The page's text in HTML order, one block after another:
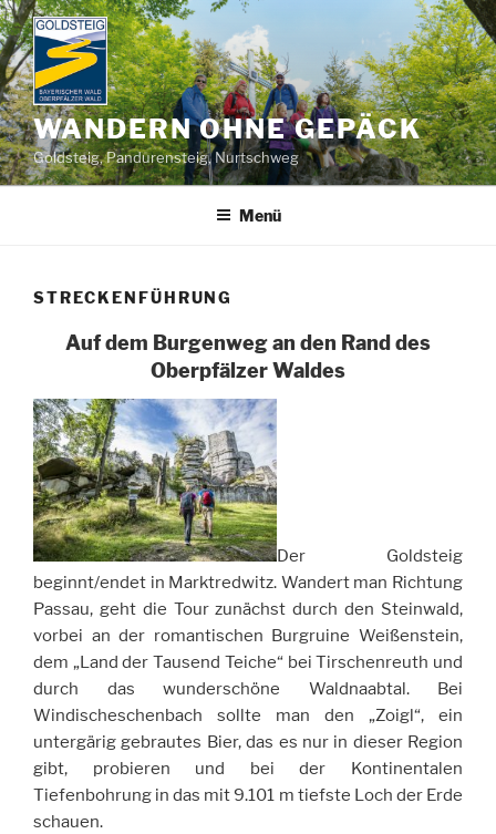
Zum
Inhalt
springen
WANDERN OHNE GEPÄCK
Goldsteig, Pandurensteig, Nurtschweg
Menü
STRECKENFÜHRUNG
Auf dem Burgenweg an den Rand des
Oberpfälzer Waldes
Der Goldsteig
beginnt/endet in Marktredwitz. Wandert man Richtung
Passau, geht die Tour zunächst durch den Steinwald,
vorbei an der romantischen Burgruine Weißenstein,
dem „Land der Tausend Teiche“ bei Tirschenreuth und
durch das wunderschöne Waldnaabtal. Bei
Windischeschenbach sollte man den „Zoigl“, ein
untergärig gebrautes Bier, das es nur in dieser Region
gibt, probieren und bei der Kontinentalen
Tiefenbohrung in das mit 9.101 m tiefste Loch der Erde
schauen.